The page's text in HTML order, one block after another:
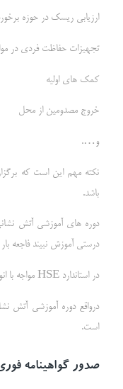
ارزیابی ریسک در حوزه
تجهیزات حفاظت فردی در
کمک های اولیه
خروج مصدومین از محل
و….
نکته مهم این است که
باشد.
دوره های آموزشی آتش
درستی آموزش نبیند فاجعه
در استاندارد HSE مواجه با انواع حریق و شناسایی آنها مهم تلقی شده است.
درواقع دوره آموزشی آتش
است.
صدور گواهینامه